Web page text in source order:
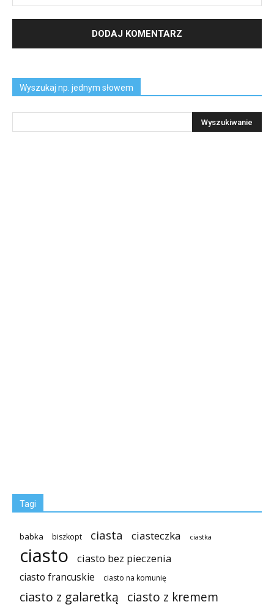
Wyszukaj np. jednym słowem
Tagi
babka biszkopt ciasta ciasteczka ciastka
ciasto ciasto bez pieczenia
ciasto francuskie ciasto na komunię
ciasto z galaretką ciasto z kremem